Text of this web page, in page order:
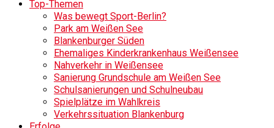
Top-Themen
Was bewegt Sport-Berlin?
Park am Weißen See
Blankenburger Süden
Ehemaliges Kinderkrankenhaus Weißensee
Nahverkehr in Weißensee
Sanierung Grundschule am Weißen See
Schulsanierungen und Schulneubau
Spielplätze im Wahlkreis
Verkehrssituation Blankenburg